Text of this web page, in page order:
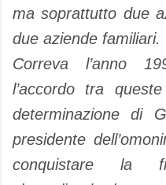
ma soprattutto due
due aziende familiari.
Correva l’anno
l’accordo tra
determinazione di
presidente
conquistare la